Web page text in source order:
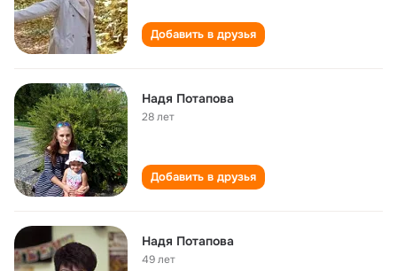
Добавить в друзья
Надя Потапова
28 лет
Добавить в друзья
Надя Потапова
49 лет